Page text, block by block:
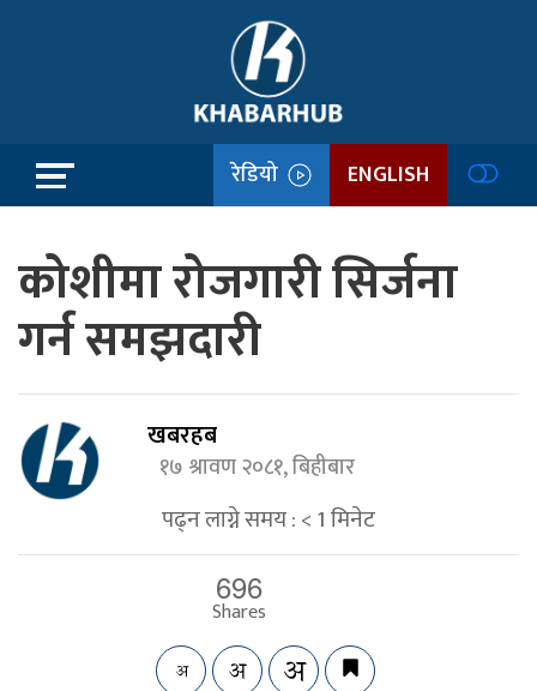
रेडियो ENGLISH
कोशीमा रोजगारी सिर्जना
गर्न समझदारी
खबरहब
१७ श्रावण २०८१, बिहीबार
पढ्न लाग्ने समय :< 1मिनेट
696
Shares